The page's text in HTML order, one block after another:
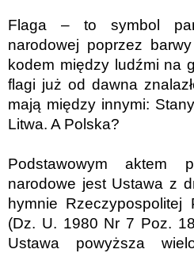
Flaga – to symbol
narodowej poprzez
kodem między ludźmi na
flagi już od dawna
mają między innymi:
Litwa. A Polska?
Podstawowym aktem
narodowe jest Ustawa z
hymnie
(Dz. U. 1980 Nr 7 Poz.
Ustawa powyższa